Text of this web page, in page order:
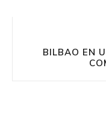
BILBAO EN